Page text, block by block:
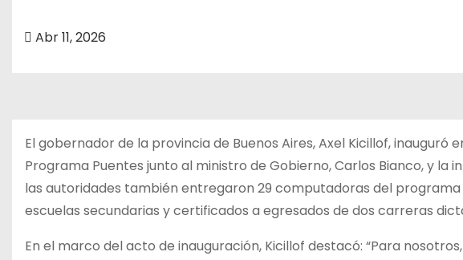
Abr 11, 2026
El gobernador de la provincia de Buenos Aires, Axel Kicillof, inauguró
Programa Puentes junto al ministro de Gobierno, Carlos Bianco, y la
las autoridades también entregaron 29 computadoras del
escuelas secundarias y certificados a egresados de dos carreras
En el marco del acto de inauguración, Kicillof destacó: “Para